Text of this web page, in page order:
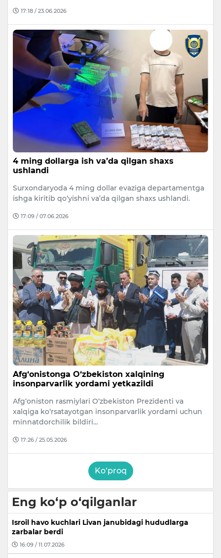
17:18 / 23.06.2026
4 ming dollarga ish va’da qilgan shaxs
ushlandi
Surxondaryoda 4 ming dollar evaziga departamentga
ishga kiritib qo‘yishni va’da qilgan shaxs ushlandi.
17:09 / 07.06.2026
Afg‘onistonga O‘zbekiston xalqining
insonparvarlik yordami yetkazildi
Afg‘oniston rasmiylari O‘zbekiston Prezidenti va
xalqiga ko‘rsatayotgan insonparvarlik yordami uchun
minnatdorchilik bildiri…
17:26 / 25.05.2026
Ko‘proq
Eng ko‘p o‘qilganlar
Isroil havo kuchlari Livan janubidagi hududlarga
zarbalar berdi
16:09 / 11.07.2026